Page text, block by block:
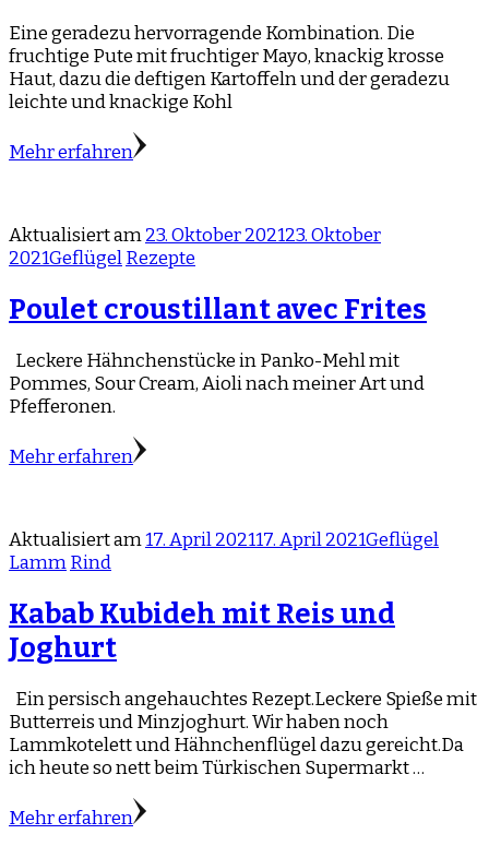
Eine geradezu hervorragende Kombination. Die
fruchtige Pute mit fruchtiger Mayo, knackig krosse
Haut, dazu die deftigen Kartoffeln und der geradezu
leichte und knackige Kohl
Mehr erfahren
Aktualisiert am23. Oktober 202123. Oktober
2021GeflügelRezepte
Poulet croustillant avec Frites
Leckere Hähnchenstücke in Panko-Mehl mit
Pommes, Sour Cream, Aioli nach meiner Art und
Pfefferonen.
Mehr erfahren
Aktualisiert am17. April 202117. April 2021Geflügel
LammRind
Kabab Kubideh mit Reis und
Joghurt
Ein persisch angehauchtes Rezept.Leckere Spieße mit
Butterreis und Minzjoghurt. Wir haben noch
Lammkotelett und Hähnchenflügel dazu gereicht.Da
ich heute so nett beim Türkischen Supermarkt …
Mehr erfahren